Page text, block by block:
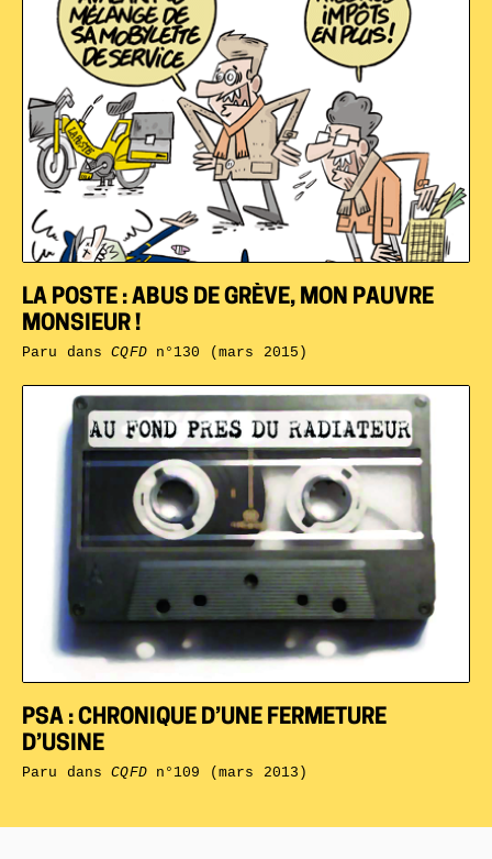
PSA : CHRONIQUE D’UNE FERMETURE
D’USINE
Paru dansCQFDn°109 (mars 2013)
LA POSTE : ABUS DE GRÈVE, MON PAUVRE
MONSIEUR !
Paru dansCQFDn°130 (mars 2015)